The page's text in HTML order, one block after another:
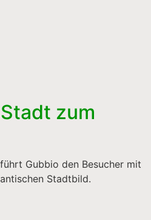
zum
Gubbio den Besucher mit
Stadtbild.